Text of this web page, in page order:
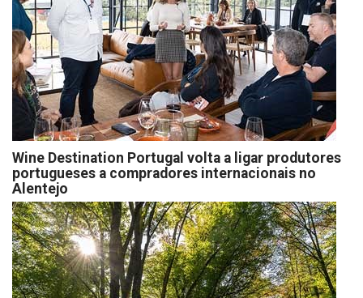
Wine Destination Portugal volta a ligar produtores
portugueses a compradores internacionais no
Alentejo